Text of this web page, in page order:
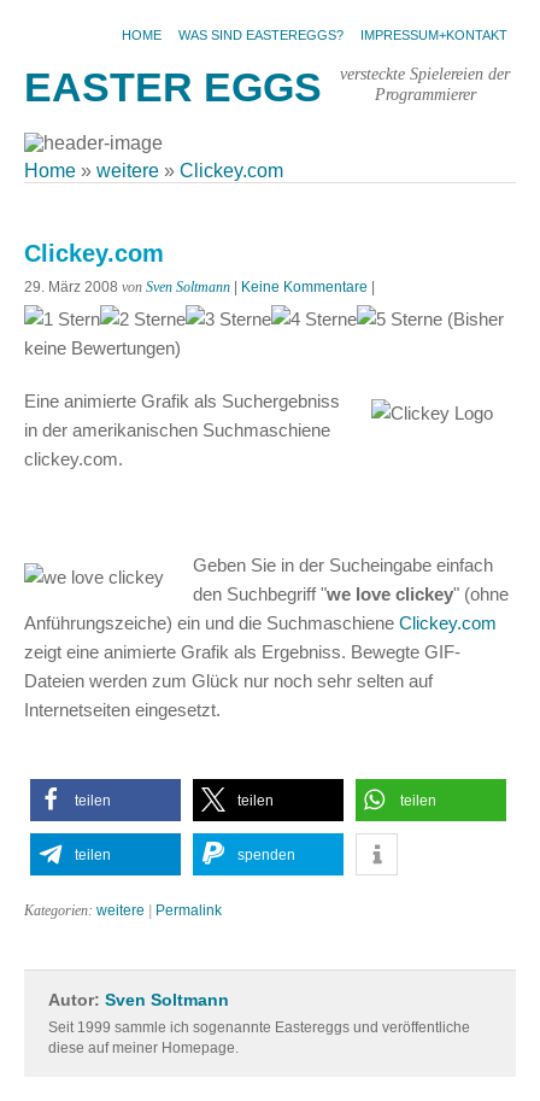
HOME WAS SIND EASTEREGGS? IMPRESSUM+KONTAKT
EASTER EGGS
versteckte Spielereien der
Programmierer
Home » weitere » Clickey.com
Clickey.com
29. März 2008 von Sven Soltmann Keine Kommentare
(Bisher
keine Bewertungen)
Eine animierte Grafik als Suchergebniss
in der amerikanischen Suchmaschiene
clickey.com.
Geben Sie in der Sucheingabe einfach
den Suchbegriff "we love clickey" (ohne
Anführungszeiche) ein und die Suchmaschiene Clickey.com
zeigt eine animierte Grafik als Ergebniss. Bewegte GIF-
Dateien werden zum Glück nur noch sehr selten auf
Internetseiten eingesetzt.
teilen teilen teilen
teilen spenden
Kategorien: weitere Permalink
Autor: Sven Soltmann
Seit 1999 sammle ich sogenannte Eastereggs und veröffentliche
diese auf meiner Homepage.